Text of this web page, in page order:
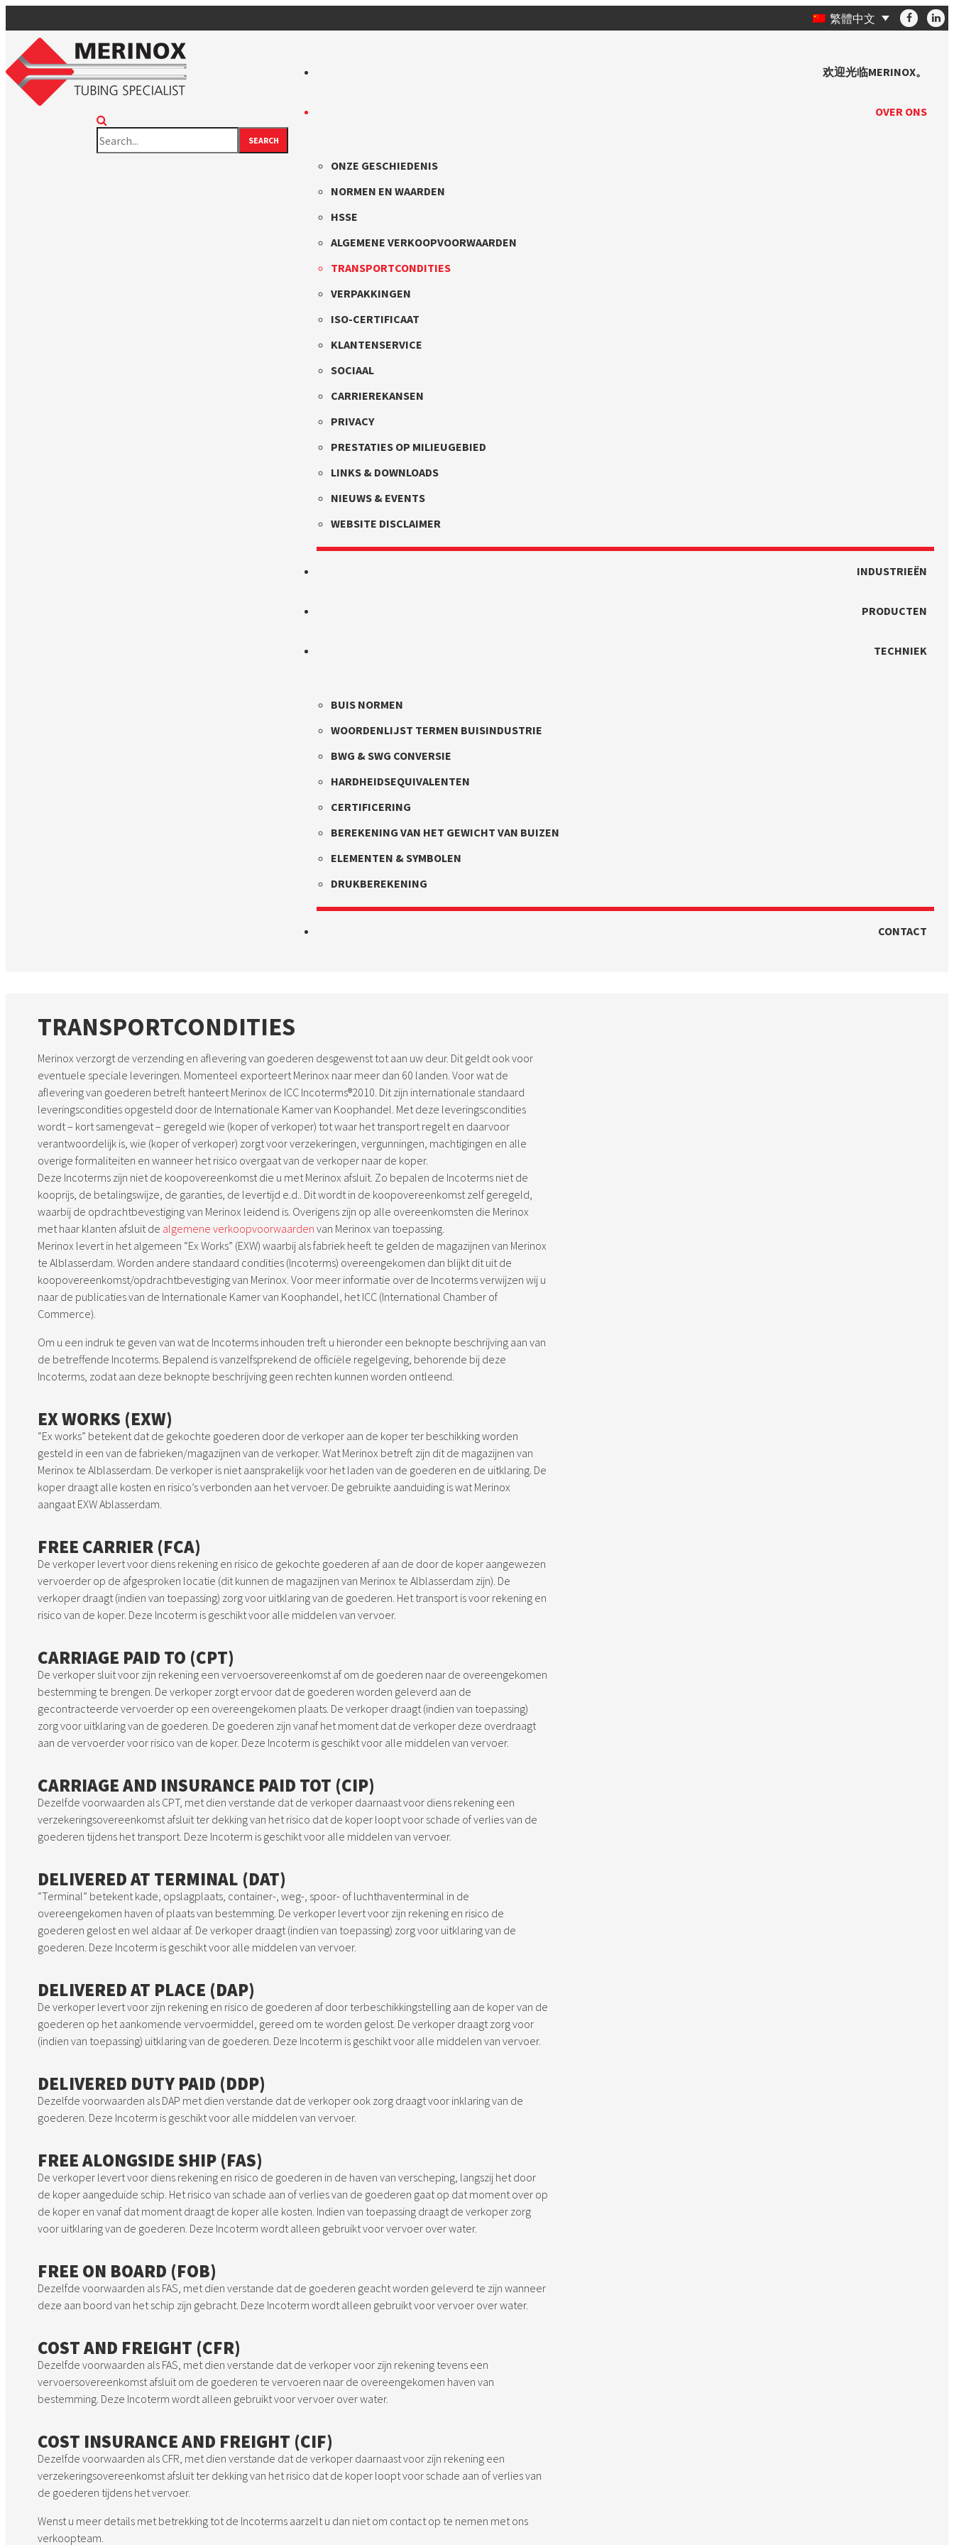
繁體中文
欢迎光临MERINOX。
OVER ONS
ONZE GESCHIEDENIS
NORMEN EN WAARDEN
HSSE
ALGEMENE VERKOOPVOORWAARDEN
TRANSPORTCONDITIES
VERPAKKINGEN
ISO-CERTIFICAAT
KLANTENSERVICE
SOCIAAL
CARRIEREKANSEN
PRIVACY
PRESTATIES OP MILIEUGEBIED
LINKS & DOWNLOADS
NIEUWS & EVENTS
WEBSITE DISCLAIMER
INDUSTRIEËN
PRODUCTEN
TECHNIEK
BUIS NORMEN
WOORDENLIJST TERMEN BUISINDUSTRIE
BWG & SWG CONVERSIE
HARDHEIDSEQUIVALENTEN
CERTIFICERING
BEREKENING VAN HET GEWICHT VAN BUIZEN
ELEMENTEN & SYMBOLEN
DRUKBEREKENING
CONTACT
TRANSPORTCONDITIES
Merinox verzorgt de verzending en aflevering van goederen desgewenst tot aan uw deur. Dit geldt ook voor
eventuele speciale leveringen. Momenteel exporteert Merinox naar meer dan 60 landen. Voor wat de
aflevering van goederen betreft hanteert Merinox de ICC Incoterms®2010. Dit zijn internationale standaard
leveringscondities opgesteld door de Internationale Kamer van Koophandel. Met deze leveringscondities
wordt – kort samengevat – geregeld wie (koper of verkoper) tot waar het transport regelt en daarvoor
verantwoordelijk is, wie (koper of verkoper) zorgt voor verzekeringen, vergunningen, machtigingen en alle
overige formaliteiten en wanneer het risico overgaat van de verkoper naar de koper.
Deze Incoterms zijn niet de koopovereenkomst die u met Merinox afsluit. Zo bepalen de Incoterms niet de
kooprijs, de betalingswijze, de garanties, de levertijd e.d.. Dit wordt in de koopovereenkomst zelf geregeld,
waarbij de opdrachtbevestiging van Merinox leidend is. Overigens zijn op alle overeenkomsten die Merinox
met haar klanten afsluit de algemene verkoopvoorwaarden van Merinox van toepassing.
Merinox levert in het algemeen “Ex Works” (EXW) waarbij als fabriek heeft te gelden de magazijnen van Merinox
te Alblasserdam. Worden andere standaard condities (Incoterms) overeengekomen dan blijkt dit uit de
koopovereenkomst/opdrachtbevestiging van Merinox. Voor meer informatie over de Incoterms verwijzen wij u
naar de publicaties van de Internationale Kamer van Koophandel, het ICC (International Chamber of
Commerce).
Om u een indruk te geven van wat de Incoterms inhouden treft u hieronder een beknopte beschrijving aan van
de betreffende Incoterms. Bepalend is vanzelfsprekend de officiële regelgeving, behorende bij deze
Incoterms, zodat aan deze beknopte beschrijving geen rechten kunnen worden ontleend.
EX WORKS (EXW)
“Ex works” betekent dat de gekochte goederen door de verkoper aan de koper ter beschikking worden
gesteld in een van de fabrieken/magazijnen van de verkoper. Wat Merinox betreft zijn dit de magazijnen van
Merinox te Alblasserdam. De verkoper is niet aansprakelijk voor het laden van de goederen en de uitklaring. De
koper draagt alle kosten en risico’s verbonden aan het vervoer. De gebruikte aanduiding is wat Merinox
aangaat EXW Ablasserdam.
FREE CARRIER (FCA)
De verkoper levert voor diens rekening en risico de gekochte goederen af aan de door de koper aangewezen
vervoerder op de afgesproken locatie (dit kunnen de magazijnen van Merinox te Alblasserdam zijn). De
verkoper draagt (indien van toepassing) zorg voor uitklaring van de goederen. Het transport is voor rekening en
risico van de koper. Deze Incoterm is geschikt voor alle middelen van vervoer.
CARRIAGE PAID TO (CPT)
De verkoper sluit voor zijn rekening een vervoersovereenkomst af om de goederen naar de overeengekomen
bestemming te brengen. De verkoper zorgt ervoor dat de goederen worden geleverd aan de
gecontracteerde vervoerder op een overeengekomen plaats. De verkoper draagt (indien van toepassing)
zorg voor uitklaring van de goederen. De goederen zijn vanaf het moment dat de verkoper deze overdraagt
aan de vervoerder voor risico van de koper. Deze Incoterm is geschikt voor alle middelen van vervoer.
CARRIAGE AND INSURANCE PAID TOT (CIP)
Dezelfde voorwaarden als CPT, met dien verstande dat de verkoper daarnaast voor diens rekening een
verzekeringsovereenkomst afsluit ter dekking van het risico dat de koper loopt voor schade of verlies van de
goederen tijdens het transport. Deze Incoterm is geschikt voor alle middelen van vervoer.
DELIVERED AT TERMINAL (DAT)
“Terminal” betekent kade, opslagplaats, container-, weg-, spoor- of luchthaventerminal in de
overeengekomen haven of plaats van bestemming. De verkoper levert voor zijn rekening en risico de
goederen gelost en wel aldaar af. De verkoper draagt (indien van toepassing) zorg voor uitklaring van de
goederen. Deze Incoterm is geschikt voor alle middelen van vervoer.
DELIVERED AT PLACE (DAP)
De verkoper levert voor zijn rekening en risico de goederen af door terbeschikkingstelling aan de koper van de
goederen op het aankomende vervoermiddel, gereed om te worden gelost. De verkoper draagt zorg voor
(indien van toepassing) uitklaring van de goederen. Deze Incoterm is geschikt voor alle middelen van vervoer.
DELIVERED DUTY PAID (DDP)
Dezelfde voorwaarden als DAP met dien verstande dat de verkoper ook zorg draagt voor inklaring van de
goederen. Deze Incoterm is geschikt voor alle middelen van vervoer.
FREE ALONGSIDE SHIP (FAS)
De verkoper levert voor diens rekening en risico de goederen in de haven van verscheping, langszij het door
de koper aangeduide schip. Het risico van schade aan of verlies van de goederen gaat op dat moment over op
de koper en vanaf dat moment draagt de koper alle kosten. Indien van toepassing draagt de verkoper zorg
voor uitklaring van de goederen. Deze Incoterm wordt alleen gebruikt voor vervoer over water.
FREE ON BOARD (FOB)
Dezelfde voorwaarden als FAS, met dien verstande dat de goederen geacht worden geleverd te zijn wanneer
deze aan boord van het schip zijn gebracht. Deze Incoterm wordt alleen gebruikt voor vervoer over water.
COST AND FREIGHT (CFR)
Dezelfde voorwaarden als FAS, met dien verstande dat de verkoper voor zijn rekening tevens een
vervoersovereenkomst afsluit om de goederen te vervoeren naar de overeengekomen haven van
bestemming. Deze Incoterm wordt alleen gebruikt voor vervoer over water.
COST INSURANCE AND FREIGHT (CIF)
Dezelfde voorwaarden als CFR, met dien verstande dat de verkoper daarnaast voor zijn rekening een
verzekeringsovereenkomst afsluit ter dekking van het risico dat de koper loopt voor schade aan of verlies van
de goederen tijdens het vervoer.
Wenst u meer details met betrekking tot de Incoterms aarzelt u dan niet om contact op te nemen met ons
verkoopteam.